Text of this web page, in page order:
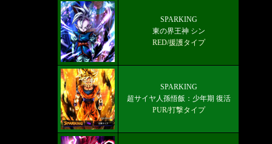
SPARKING
東の界王神 シン
RED/援護タイプ
SPARKING
超サイヤ人孫悟飯：少年期 復活
PUR/打撃タイプ